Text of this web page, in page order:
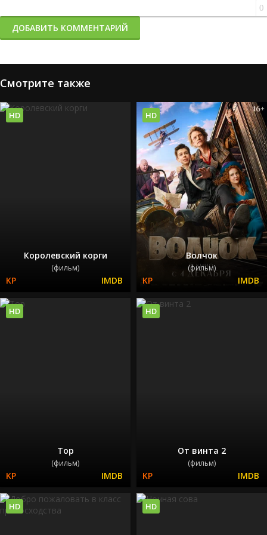
0
ДОБАВИТЬ КОММЕНТАРИЙ
Смотрите также
Королевский корги
(фильм)
HD
Волчок
(фильм)
HD
Тор
(фильм)
HD
От винта 2
(фильм)
HD
HD HD